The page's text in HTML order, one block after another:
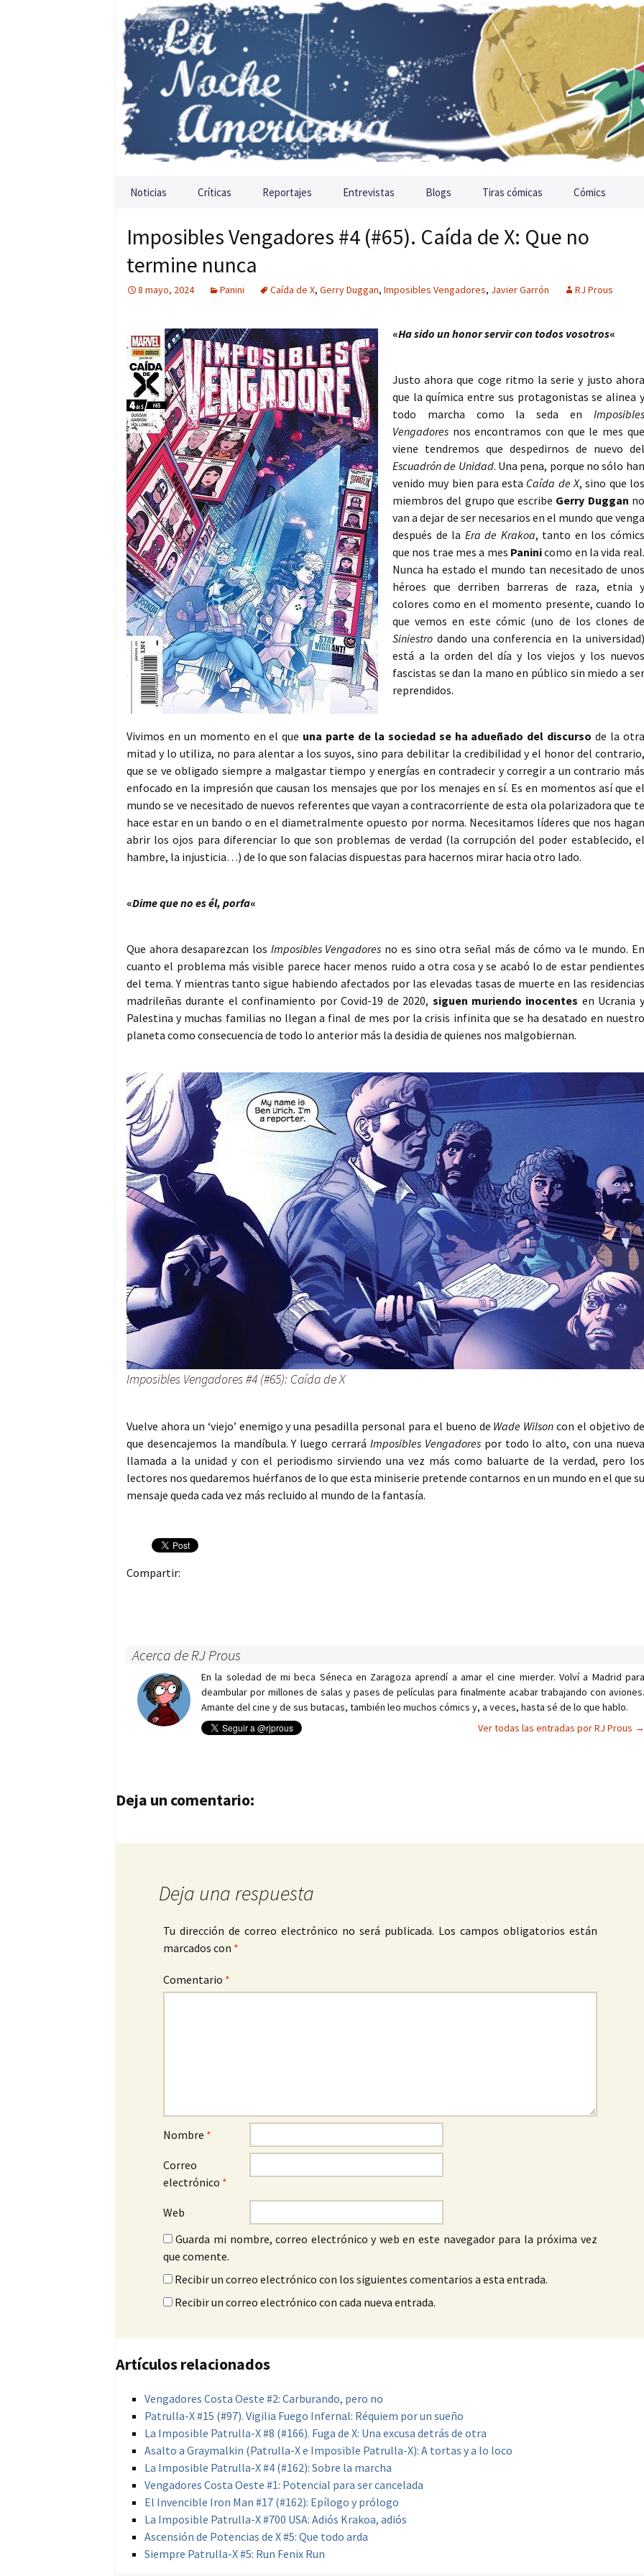
Saltar al contenido
Noticias Críticas Reportajes Entrevistas Blogs Tiras cómicas Cómics
Imposibles Vengadores #4 (#65). Caída de X: Que no
termine nunca
8 mayo, 2024 Panini Caída de X, Gerry Duggan, Imposibles Vengadores, Javier Garrón RJ Prous
«Ha sido un honor servir con todos vosotros«
Justo ahora que coge ritmo la serie y justo ahora
que la química entre sus protagonistas se alinea y
todo marcha como la seda en Imposibles
Vengadores nos encontramos con que le mes que
viene tendremos que despedirnos de nuevo del
Escuadrón de Unidad. Una pena, porque no sólo han
venido muy bien para esta Caída de X, sino que los
miembros del grupo que escribe Gerry Duggan no
van a dejar de ser necesarios en el mundo que venga
después de la Era de Krakoa, tanto en los cómics
que nos trae mes a mes Paninicomo en la vida real.
Nunca ha estado el mundo tan necesitado de unos
héroes que derriben barreras de raza, etnia y
colores como en el momento presente, cuando lo
que vemos en este cómic (uno de los clones de
Siniestro dando una conferencia en la universidad)
está a la orden del día y los viejos y los nuevos
fascistas se dan la mano en público sin miedo a ser
reprendidos.
Vivimos en un momento en el que una parte de la sociedad se ha adueñado del discurso de la otra
mitad y lo utiliza, no para alentar a los suyos, sino para debilitar la credibilidad y el honor del contrario,
que se ve obligado siempre a malgastar tiempo y energías en contradecir y corregir a un contrario más
enfocado en la impresión que causan los mensajes que por los menajes en sí. Es en momentos así que el
mundo se ve necesitado de nuevos referentes que vayan a contracorriente de esta ola polarizadora que te
hace estar en un bando o en el diametralmente opuesto por norma. Necesitamos líderes que nos hagan
abrir los ojos para diferenciar lo que son problemas de verdad (la corrupción del poder establecido, el
hambre, la injusticia…) de lo que son falacias dispuestas para hacernos mirar hacia otro lado.
«Dime que no es él, porfa«
Que ahora desaparezcan los Imposibles Vengadores no es sino otra señal más de cómo va le mundo. En
cuanto el problema más visible parece hacer menos ruido a otra cosa y se acabó lo de estar pendientes
del tema. Y mientras tanto sigue habiendo afectados por las elevadas tasas de muerte en las residencias
madrileñas durante el confinamiento por Covid-19 de 2020, siguen muriendo inocentes en Ucrania y
Palestina y muchas familias no llegan a final de mes por la crisis infinita que se ha desatado en nuestro
planeta como consecuencia de todo lo anterior más la desidia de quienes nos malgobiernan.
Imposibles Vengadores #4 (#65): Caída de X
Vuelve ahora un ‘viejo’ enemigo y una pesadilla personal para el bueno de Wade Wilsoncon el objetivo de
que desencajemos la mandíbula. Y luego cerrará Imposibles Vengadorespor todo lo alto, con una nueva
llamada a la unidad y con el periodismo sirviendo una vez más como baluarte de la verdad, pero los
lectores nos quedaremos huérfanos de lo que esta miniserie pretende contarnos en un mundo en el que su
mensaje queda cada vez más recluido al mundo de la fantasía.
Compartir:
Acerca de RJ Prous
En la soledad de mi beca Séneca en Zaragoza aprendí a amar el cine mierder. Volví a Madrid para
deambular por millones de salas y pases de películas para finalmente acabar trabajando con aviones.
Amante del cine y de sus butacas, también leo muchos cómics y, a veces, hasta sé de lo que hablo.
Ver todas las entradas por RJ Prous →
Navegación de entradas
Deja un comentario:
Deja una respuesta
Tu dirección de correo electrónico no será publicada. Los campos obligatorios están
marcados con *
Comentario *
Nombre *
Correo
electrónico *
Web
Guarda mi nombre, correo electrónico y web en este navegador para la próxima vez
que comente.
Recibir un correo electrónico con los siguientes comentarios a esta entrada.
Recibir un correo electrónico con cada nueva entrada.
Artículos relacionados
Vengadores Costa Oeste #2: Carburando, pero no
Patrulla-X #15 (#97). Vigilia Fuego Infernal: Réquiem por un sueño
La Imposible Patrulla-X #8 (#166). Fuga de X: Una excusa detrás de otra
Asalto a Graymalkin (Patrulla-X e Imposible Patrulla-X): A tortas y a lo loco
La Imposible Patrulla-X #4 (#162): Sobre la marcha
Vengadores Costa Oeste #1: Potencial para ser cancelada
El Invencible Iron Man #17 (#162): Epílogo y prólogo
La Imposible Patrulla-X #700 USA: Adiós Krakoa, adiós
Ascensión de Potencias de X #5: Que todo arda
Siempre Patrulla-X #5: Run Fenix Run